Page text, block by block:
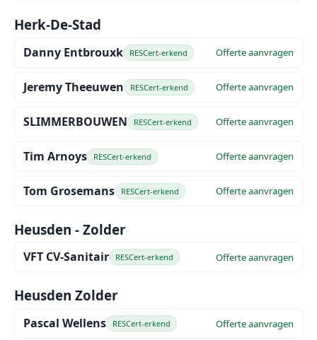
Herk-De-Stad
Danny Entbrouxk RESCert-erkend Offerte aanvragen
Jeremy Theeuwen RESCert-erkend Offerte aanvragen
SLIMMERBOUWEN RESCert-erkend Offerte aanvragen
Tim Arnoys RESCert-erkend Offerte aanvragen
Tom Grosemans RESCert-erkend Offerte aanvragen
Heusden - Zolder
VFT CV-Sanitair RESCert-erkend Offerte aanvragen
Heusden Zolder
Pascal Wellens RESCert-erkend Offerte aanvragen